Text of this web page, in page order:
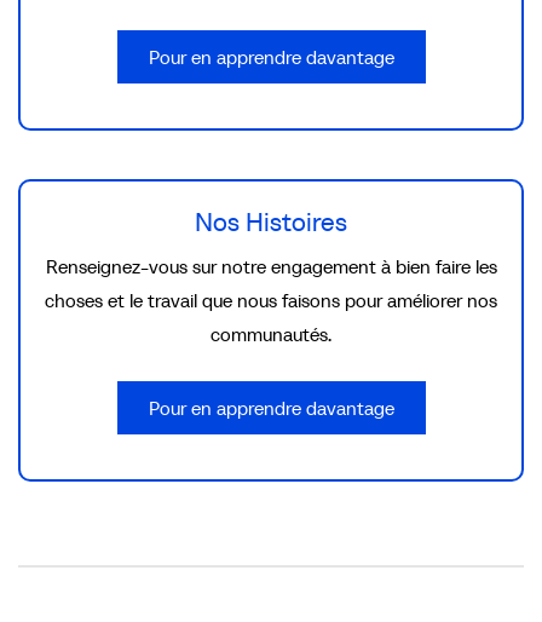
Pour en apprendre davantage
Nos Histoires
Renseignez-vous sur notre engagement à bien faire les
choses et le travail que nous faisons pour améliorer nos
communautés.
Pour en apprendre davantage